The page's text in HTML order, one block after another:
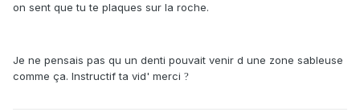
on sent que tu te plaques sur la roche.
Je ne pensais pas qu un denti pouvait venir d une zone sableuse
comme ça. Instructif ta vid' merci ?